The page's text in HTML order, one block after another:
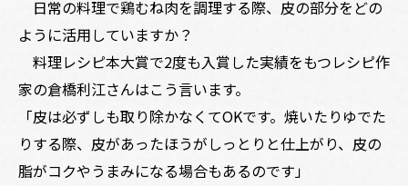
日常の料理で鶏むね肉を調理する際、皮の部分をどの
ように活用していますか？
料理レシピ本大賞で2度も入賞した実績をもつレシピ作
家の倉橋利江さんはこう言います。
「皮は必ずしも取り除かなくてOKです。焼いたりゆでた
りする際、皮があったほうがしっとりと仕上がり、皮の
脂がコクやうまみになる場合もあるのです」